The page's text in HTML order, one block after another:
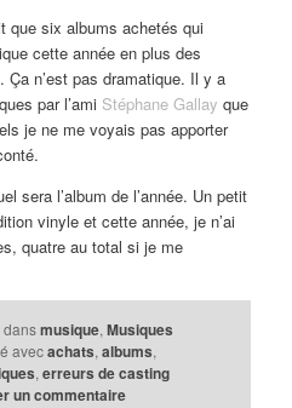
que six albums achetés qui
cette année en plus des
n’est pas dramatique. Il y a
par l’ami Stéphane Gallay que
je ne me voyais pas apporter
sera l’album de l’année. Un petit
vinyle et cette année, je n’ai
quatre au total si je me
dans musique, Musiques
avec achats, albums,
, erreurs de casting
un commentaire